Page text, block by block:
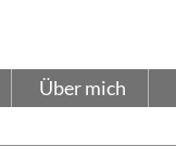
Über mich